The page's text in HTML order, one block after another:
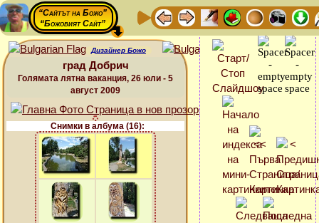
“Сайтът на Божо”
“Божовият Сайт”
Дизайнер Божо
град Добрич
Голямата лятна ваканция, 26 юли - 5
август 2009
Снимки в албума (16):